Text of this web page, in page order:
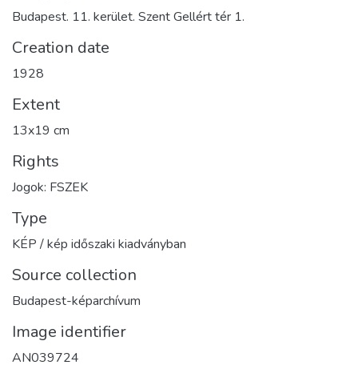
Budapest. 11. kerület. Szent Gellért tér 1.
Creation date
1928
Extent
13x19 cm
Rights
Jogok: FSZEK
Type
KÉP / kép időszaki kiadványban
Source collection
Budapest-képarchívum
Image identifier
AN039724